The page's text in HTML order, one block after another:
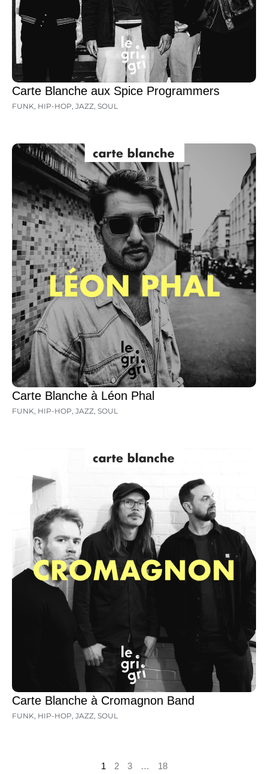
Carte Blanche aux Spice Programmers
FUNK, HIP-HOP, JAZZ, SOUL
Carte Blanche à Léon Phal
FUNK, HIP-HOP, JAZZ, SOUL
Carte Blanche à Cromagnon Band
FUNK, HIP-HOP, JAZZ, SOUL
1 2 3 … 18